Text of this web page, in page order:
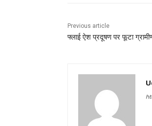
Previous article
फ्लाई ऐश प्रदूषण पर फूटा